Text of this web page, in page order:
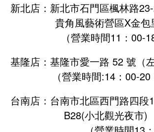
新北店：新北市石門區楓林路
貴角風藝術營區X金包
（營業時間11：00-18
基隆店：基隆市愛一路 52 號（左
（營業時間:14：00-20
台南店：台南市北區西門路四
B28(小北觀光